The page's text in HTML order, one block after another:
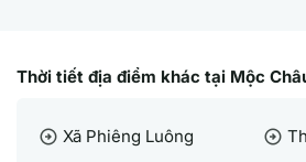
Thời tiết địa điểm khác tại Mộc
arrow_circle_right Xã Phiêng Luông arrow_circle_right